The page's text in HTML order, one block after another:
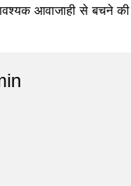
आवाजाही से बचने